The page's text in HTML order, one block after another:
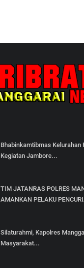
Bhabinkamtibmas Kelurahan
Kegiatan Jambore...
TIM JATANRAS POLRES
AMANKAN PELAKU
Silaturahmi, Kapolres
Masyarakat...